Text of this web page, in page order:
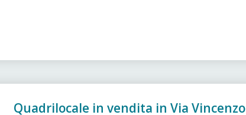
Quadrilocale in vendita in Via Vincenzo